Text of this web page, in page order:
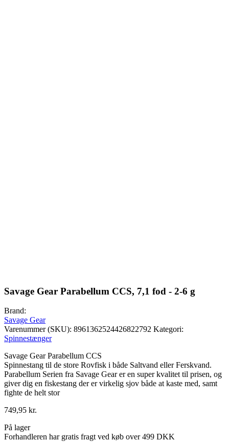
Savage Gear Parabellum CCS, 7,1 fod - 2-6 g
Brand:
Savage Gear
Varenummer (SKU): 8961362524426822792 Kategori:
Spinnestænger
Savage Gear Parabellum CCS
Spinnestang til de store Rovfisk i både Saltvand eller Ferskvand.
Parabellum Serien fra Savage Gear er en super kvalitet til prisen, og
giver dig en fiskestang der er virkelig sjov både at kaste med, samt
fighte de helt stor
749,95 kr.
På lager
Forhandleren har gratis fragt ved køb over 499 DKK